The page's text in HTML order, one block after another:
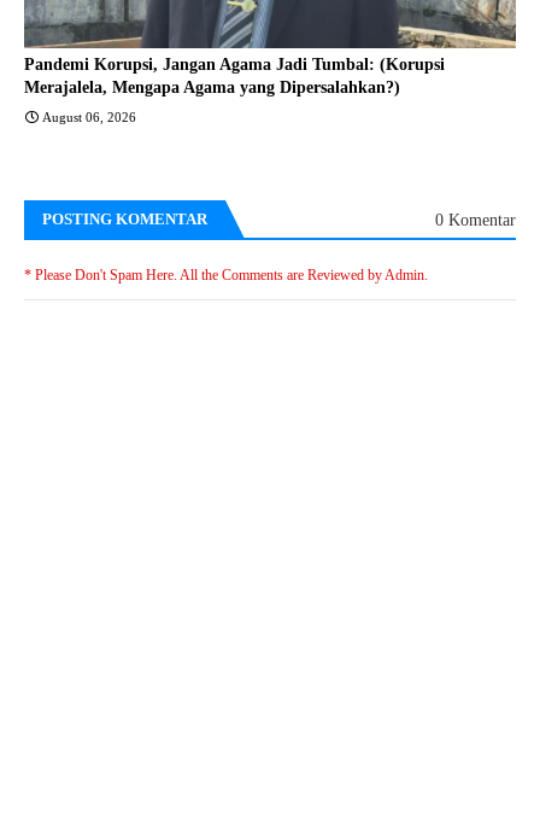
Pandemi Korupsi, Jangan Agama Jadi Tumbal: (Korupsi
Merajalela, Mengapa Agama yang Dipersalahkan?)
August 06, 2026
POSTING KOMENTAR 0 Komentar
* Please Don't Spam Here. All the Comments are Reviewed by Admin.